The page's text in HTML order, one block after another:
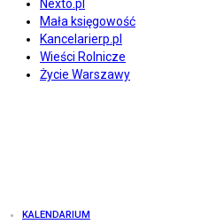
Nexto.pl
Mała księgowość
Kancelarierp.pl
Wieści Rolnicze
Życie Warszawy
KALENDARIUM